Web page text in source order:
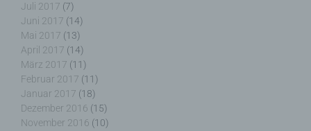
Juli 2017 (7)
Juni 2017 (14)
Mai 2017 (13)
April 2017 (14)
März 2017 (11)
Februar 2017 (11)
Januar 2017 (18)
Dezember 2016 (15)
November 2016 (10)
g) Verantwortlicher oder für die Verarbeitung
Verantwortlicher
Verantwortlicher oder für die Verarbeitung
Verantwortlicher ist die natürliche oder juristische
Person, Behörde, Einrichtung oder andere Stelle,
die allein oder gemeinsam mit anderen über die